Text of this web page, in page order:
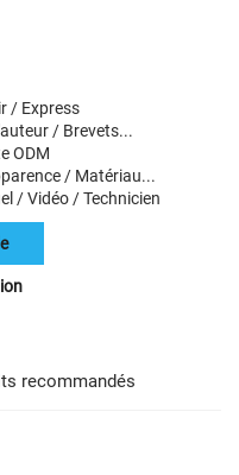
/ Express
/ Brevets...
ODM
/ Matériau...
/ Vidéo / Technicien
recommandés